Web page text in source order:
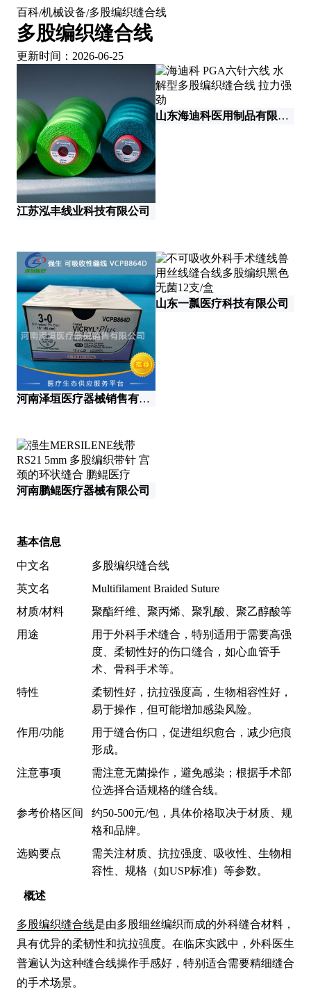
百科/机械设备/多股编织缝合线
多股编织缝合线
更新时间：2026-06-25
江苏泓丰线业科技有限公司
山东海迪科医用制品有限公司
河南泽垣医疗器械销售有限公司
山东一瓢医疗科技有限公司
河南鹏鲲医疗器械有限公司
概述
多股编织缝合线是由多股细丝编织而成的外科缝合材料，
具有优异的柔韧性和抗拉强度。在临床实践中，外科医生
普遍认为这种缝合线操作手感好，特别适合需要精细缝合
的手术场景。
基本信息
中文名
多股编织缝合线
英文名
Multifilament Braided Suture
材质/材料
聚酯纤维、聚丙烯、聚乳酸、聚乙醇酸等
用途
用于外科手术缝合，特别适用于需要高强
度、柔韧性好的伤口缝合，如心血管手
术、骨科手术等。
特性
柔韧性好，抗拉强度高，生物相容性好，
易于操作，但可能增加感染风险。
作用/功能
用于缝合伤口，促进组织愈合，减少疤痕
形成。
注意事项
需注意无菌操作，避免感染；根据手术部
位选择合适规格的缝合线。
参考价格区间
约50-500元/包，具体价格取决于材质、规
格和品牌。
选购要点
需关注材质、抗拉强度、吸收性、生物相
容性、规格（如USP标准）等参数。